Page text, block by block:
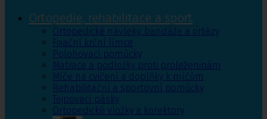
Ortopedie, rehabilitace a sport
Ortopedické návleky, bandáže a ortézy
Fixační krční límce
Polohovací pomůcky
Matrace a podložky proti proleženinám
Míče na cvičení a doplňky k míčům
Rehabilitační a sportovní pomůcky
Tejpovací pásky
Ortopedické vložky a korektory